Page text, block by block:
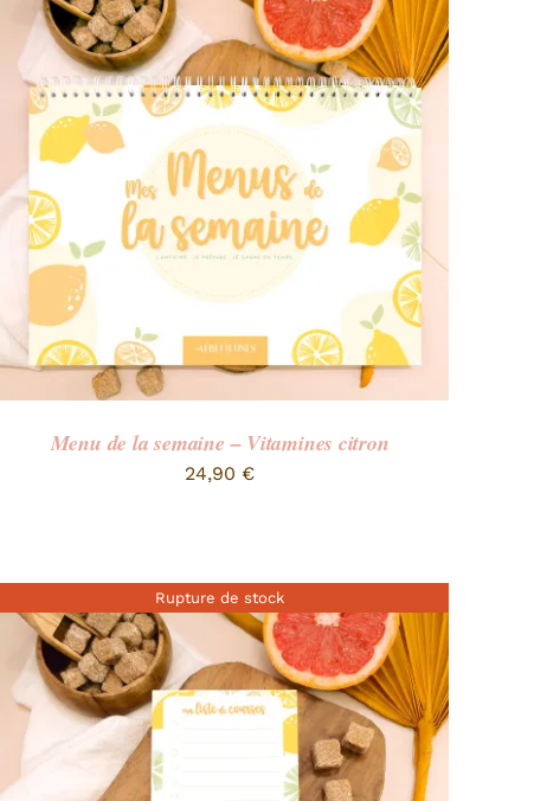
Menu de la semaine – Vitamines citron
24,90 €
Rupture de stock